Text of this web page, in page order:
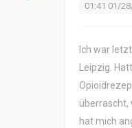
01:41 01/
Ich war
Leipzig.
überrascht,
hat mich